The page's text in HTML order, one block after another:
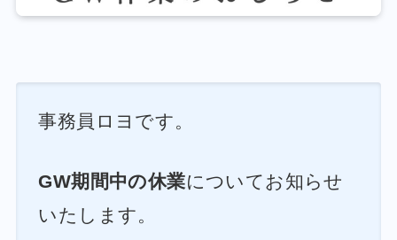
事務員ロヨです。
GW期間中の休業についてお知らせ
いたします。